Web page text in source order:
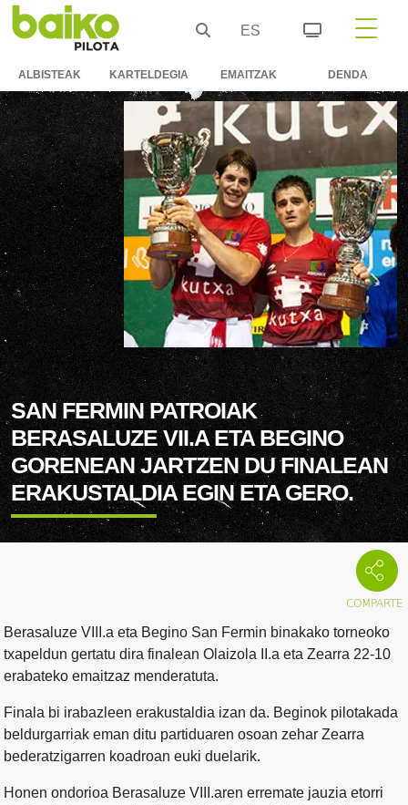
ES
ALBISTEAK KARTELDEGIA EMAITZAK DENDA
SAN FERMIN PATROIAK
BERASALUZE VII.A ETA BEGINO
GORENEAN JARTZEN DU FINALEAN
ERAKUSTALDIA EGIN ETA GERO.
Berasaluze VIII.a eta Begino San Fermin binakako torneoko
txapeldun gertatu dira finalean Olaizola II.a eta Zearra 22-10
erabateko emaitzaz menderatuta.
Finala bi irabazleen erakustaldia izan da. Beginok pilotakada
beldurgarriak eman ditu partiduaren osoan zehar Zearra
bederatzigarren koadroan euki duelarik.
Honen ondorioa Berasaluze VIII.aren erremate jauzia etorri